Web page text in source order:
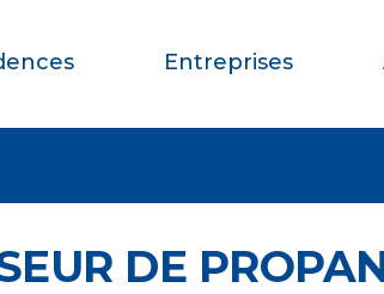
Entreprises
DE